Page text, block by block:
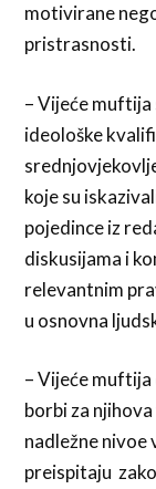
motivirane
pristrasnosti.
– Vijeće muftija
ideološke
koje su
pojedince iz
diskusijama i
relevantnim
u osnovna
– Vijeće muftija
borbi za
nadležne nivoe
preispitaju